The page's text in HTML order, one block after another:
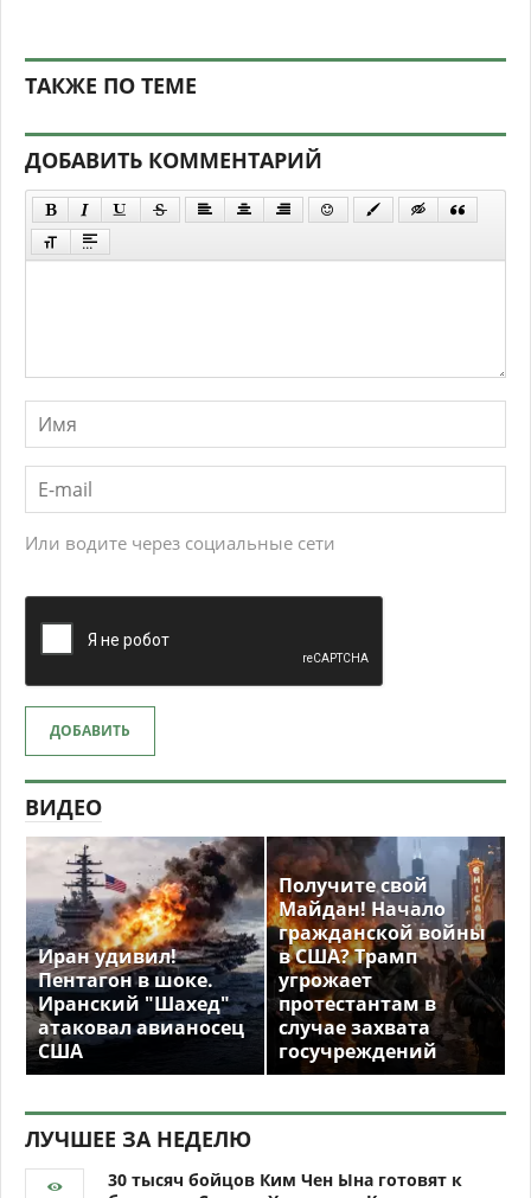
ТАКЖЕ ПО ТЕМЕ
ДОБАВИТЬ КОММЕНТАРИЙ
Или водите через социальные сети
ДОБАВИТЬ
ВИДЕО
Иран удивил!
Пентагон в шоке.
Иранский "Шахед"
атаковал авианосец
США
Получите свой
Майдан! Начало
гражданской войны
в США? Трамп
угрожает
протестантам в
случае захвата
госучреждений
ЛУЧШЕЕ ЗА НЕДЕЛЮ
30 тысяч бойцов Ким Чен Ына готовят к